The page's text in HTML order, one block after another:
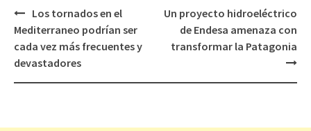
Navegación
de
entradas
Los tornados en el
Mediterraneo podrían ser
cada vez más frecuentes y
devastadores
Un proyecto hidroeléctrico
de Endesa amenaza con
transformar la Patagonia